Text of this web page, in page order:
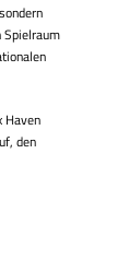
Haven
den